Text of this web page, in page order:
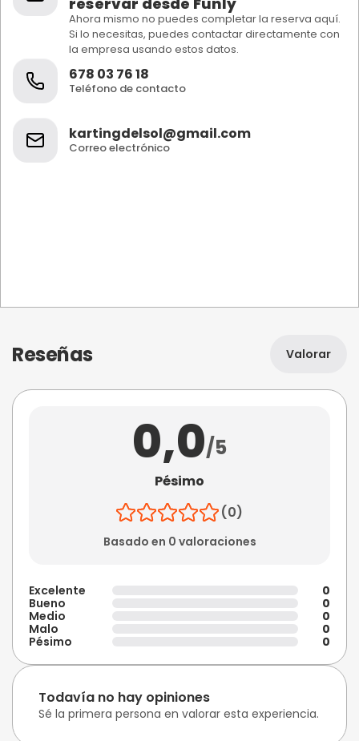
Ahora mismo no puedes completar la reserva aquí.
Si lo necesitas, puedes contactar directamente con
la empresa usando estos datos.
678 03 76 18
Teléfono de contacto
kartingdelsol@gmail.com
Correo electrónico
Reseñas Valorar
0,0/5
Pésimo
(0)
Basado en 0 valoraciones
Excelente
0
Bueno
0
Medio
0
Malo
0
Pésimo
0
Todavía no hay opiniones
Sé la primera persona en valorar esta experiencia.